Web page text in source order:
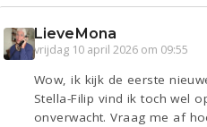
LieveMona
vrijdag 10 april 2026 om 09:55
Wow, ik kijk de eerste
Stella-Filip vind ik toch wel
onverwacht. Vraag me af